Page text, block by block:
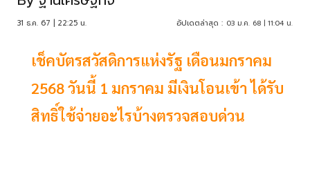
31 ธ.ค. 67 | 22:25 น. อัปเดตล่าสุด : 03 ม.ค. 68 | 11:04 น.
เช็คบัตรสวัสดิการแห่งรัฐ เดือนมกราคม
2568 วันนี้ 1 มกราคม มีเงินโอนเข้า ได้รับ
สิทธิ์ใช้จ่ายอะไรบ้างตรวจสอบด่วน